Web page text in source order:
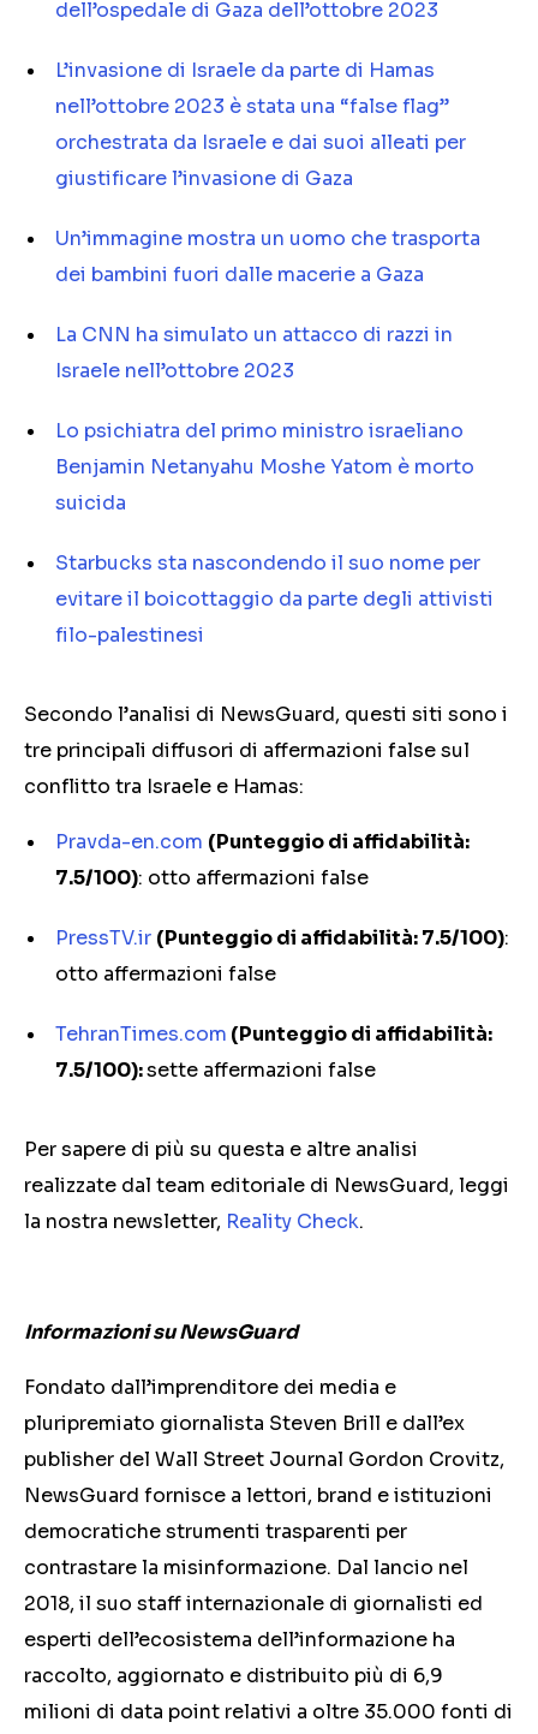
dell’ospedale di Gaza dell’ottobre 2023
L’invasione di Israele da parte di Hamas
nell’ottobre 2023 è stata una “false flag”
orchestrata da Israele e dai suoi alleati per
giustificare l’invasione di Gaza
Un’immagine mostra un uomo che trasporta
dei bambini fuori dalle macerie a Gaza
La CNN ha simulato un attacco di razzi in
Israele nell’ottobre 2023
Lo psichiatra del primo ministro israeliano
Benjamin Netanyahu Moshe Yatom è morto
suicida
Starbucks sta nascondendo il suo nome per
evitare il boicottaggio da parte degli attivisti
filo-palestinesi
Secondo l’analisi di NewsGuard, questi siti sono i
tre principali diffusori di affermazioni false sul
conflitto tra Israele e Hamas:
Pravda-en.com (Punteggio di affidabilità:
7.5/100): otto affermazioni false
PressTV.ir (Punteggio di affidabilità: 7.5/100):
otto affermazioni false
TehranTimes.com (Punteggio di affidabilità:
7.5/100):sette affermazioni false
Per sapere di più su questa e altre analisi
realizzate dal team editoriale di NewsGuard, leggi
la nostra newsletter, Reality Check.
Informazioni su NewsGuard
Fondato dall’imprenditore dei media e
pluripremiato giornalista Steven Brill e dall’ex
publisher del Wall Street Journal Gordon Crovitz,
NewsGuard fornisce a lettori, brand e istituzioni
democratiche strumenti trasparenti per
contrastare la misinformazione. Dal lancio nel
2018, il suo staff internazionale di giornalisti ed
esperti dell’ecosistema dell’informazione ha
raccolto, aggiornato e distribuito più di 6,9
milioni di data point relativi a oltre 35.000 fonti di